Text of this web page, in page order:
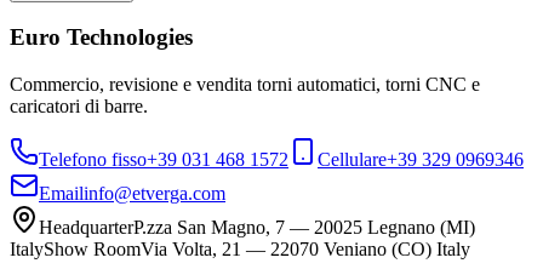
Euro Technologies
Commercio, revisione e vendita torni automatici, torni CNC e
caricatori di barre.
Telefono fisso+39 031 468 1572 Cellulare+39 329 0969346
Emailinfo@etverga.com
HeadquarterP.zza San Magno, 7 — 20025 Legnano (MI)
ItalyShow RoomVia Volta, 21 — 22070 Veniano (CO) Italy